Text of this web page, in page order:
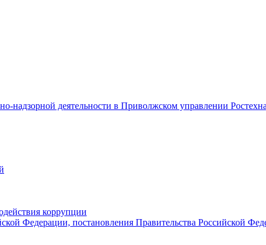
надзорной деятельности в Приволжском управлении
коррупции
Федерации, постановления Правительства Российской